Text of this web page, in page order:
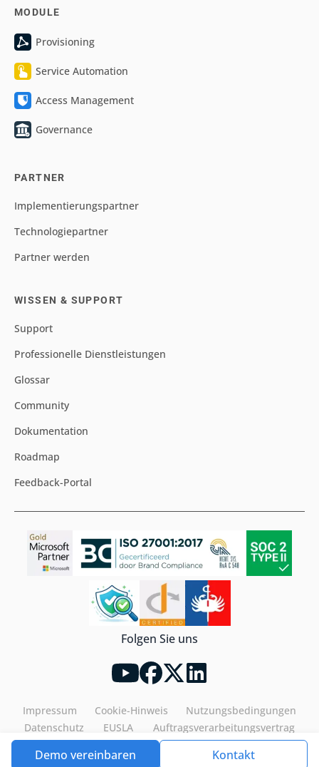
Demo vereinbaren Kontakt
MODULE
Provisioning
Service Automation
Access Management
Governance
PARTNER
Implementierungspartner
Technologiepartner
Partner werden
WISSEN & SUPPORT
Support
Professionelle Dienstleistungen
Glossar
Community
Dokumentation
Roadmap
Feedback-Portal
Folgen Sie uns
Impressum Cookie-Hinweis
Nutzungsbedingungen
Datenschutz
EUSLA Auftragsverarbeitungsvertrag
Tools4ever©2026. All rights reserved.